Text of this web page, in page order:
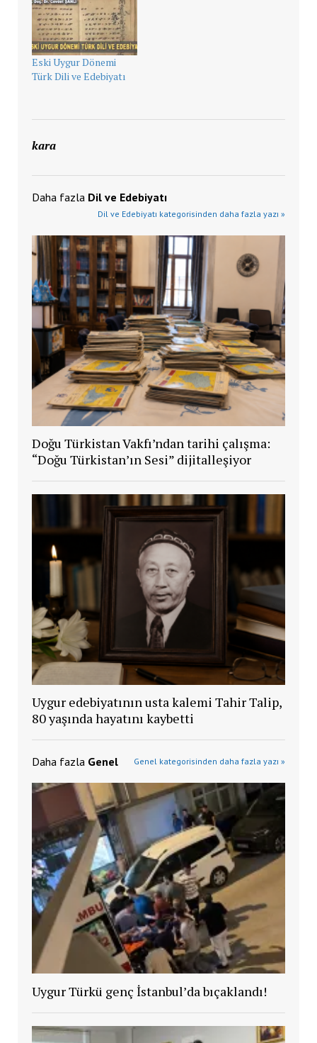
Eski Uygur Dönemi
Türk Dili ve Edebiyatı
kara
Daha fazla Dil ve Edebiyatı
Dil ve Edebiyatı kategorisinden daha fazla yazı »
Doğu Türkistan Vakfı’ndan tarihi çalışma:
“Doğu Türkistan’ın Sesi” dijitalleşiyor
Uygur edebiyatının usta kalemi Tahir Talip,
80 yaşında hayatını kaybetti
Daha fazla Genel Genel kategorisinden daha fazla yazı »
Uygur Türkü genç İstanbul’da bıçaklandı!